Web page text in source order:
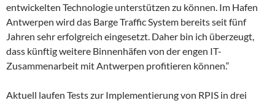
entwickelten Technologie unterstützen zu können. Im Hafen
Antwerpen wird das Barge Traffic System bereits seit fünf
Jahren sehr erfolgreich eingesetzt. Daher bin ich überzeugt,
dass künftig weitere Binnenhäfen von der engen IT-
Zusammenarbeit mit Antwerpen profitieren können.“
Aktuell laufen Tests zur Implementierung von RPIS in drei